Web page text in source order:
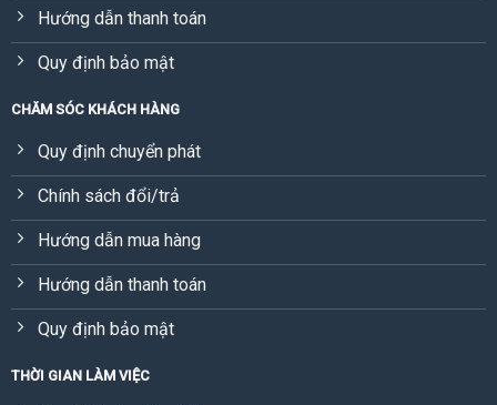
Hướng dẫn thanh toán
Quy định bảo mật
CHĂM SÓC KHÁCH HÀNG
Quy định chuyển phát
Chính sách đổi/trả
Hướng dẫn mua hàng
Hướng dẫn thanh toán
Quy định bảo mật
THỜI GIAN LÀM VIỆC